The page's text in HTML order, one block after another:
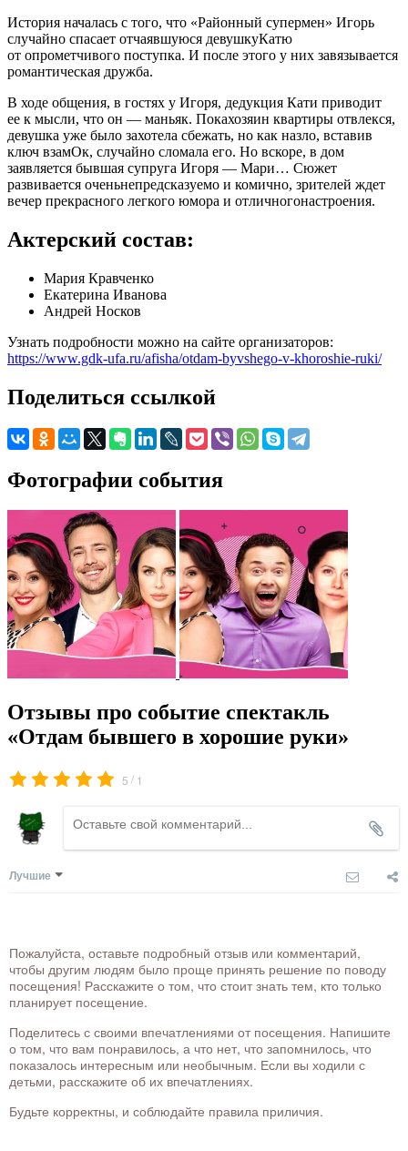
История началась с того, что «Районный супермен» Игорь
случайно спасает отчаявшуюся девушкуКатю
от опрометчивого поступка. И после этого у них завязывается
романтическая дружба.
В ходе общения, в гостях у Игоря, дедукция Кати приводит
ее к мысли, что он — маньяк. Покахозяин квартиры отвлекся,
девушка уже было захотела сбежать, но как назло, вставив
ключ взамОк, случайно сломала его. Но вскоре, в дом
заявляется бывшая супруга Игоря — Мари… Сюжет
развивается оченьнепредсказуемо и комично, зрителей ждет
вечер прекрасного легкого юмора и отличногонастроения.
Актерский состав:
Мария Кравченко
Екатерина Иванова
Андрей Носков
Узнать подробности можно на сайте организаторов:
https://www.gdk-ufa.ru/afisha/otdam-byvshego-v-khoroshie-ruki/
Поделиться ссылкой
Фотографии события
Отзывы про событие спектакль
«Отдам бывшего в хорошие руки»
5 / 1
Лучшие
Пожалуйста, оставьте подробный отзыв или комментарий,
чтобы другим людям было проще принять решение по поводу
посещения! Расскажите о том, что стоит знать тем, кто только
планирует посещение.
Поделитесь с своими впечатлениями от посещения. Напишите
о том, что вам понравилось, а что нет, что запомнилось, что
показалось интересным или необычным. Если вы ходили с
детьми, расскажите об их впечатлениях.
Будьте корректны, и соблюдайте правила приличия.